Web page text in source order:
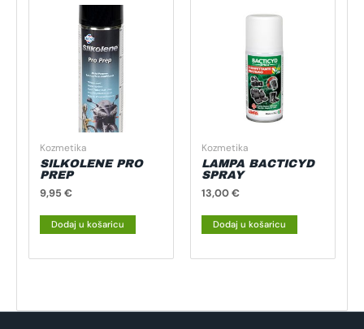
Kozmetika
SILKOLENE PRO
PREP
9,95 €
Dodaj u košaricu
Kozmetika
LAMPA BACTICYD
SPRAY
13,00€
Dodaj u košaricu